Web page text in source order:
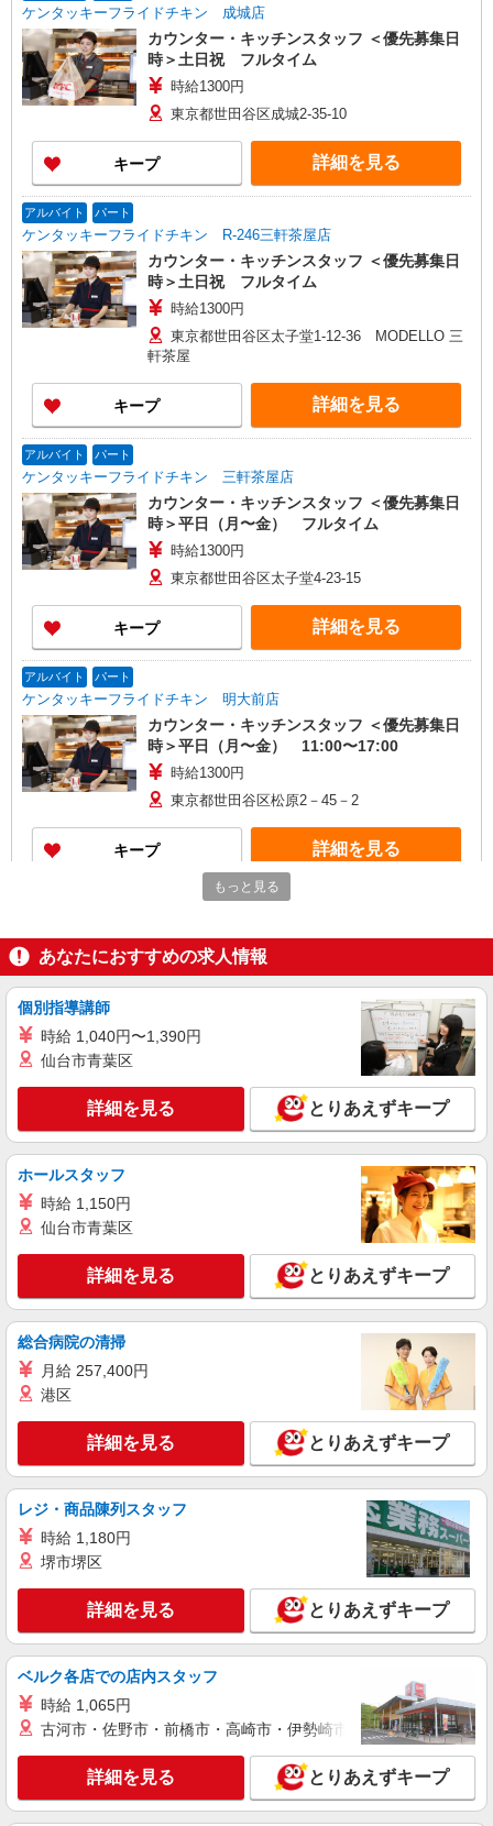
ケンタッキーフライドチキン 成城店
カウンター・キッチンスタッフ ＜優先募集日
時＞土日祝 フルタイム
時給1300円
東京都世田谷区成城2-35-10
キープ 詳細を見る
アルバイト パート
ケンタッキーフライドチキン R-246三軒茶屋店
カウンター・キッチンスタッフ ＜優先募集日
時＞土日祝 フルタイム
時給1300円
東京都世田谷区太子堂1-12-36 MODELLO 三
軒茶屋
キープ 詳細を見る
アルバイト パート
ケンタッキーフライドチキン 三軒茶屋店
カウンター・キッチンスタッフ ＜優先募集日
時＞平日（月〜金） フルタイム
時給1300円
東京都世田谷区太子堂4-23-15
キープ 詳細を見る
アルバイト パート
ケンタッキーフライドチキン 明大前店
カウンター・キッチンスタッフ ＜優先募集日
時＞平日（月〜金） 11:00〜17:00
時給1300円
東京都世田谷区松原2－45－2
キープ 詳細を見る
カウンター・キッチンスタッフ ＜優先募集日
時＞土日祝 18:00〜23:00
キープ 詳細を見る
パート
ケンタッキーフライドチキン 砧世田谷通り店
カウンター・キッチンスタッフ ＜優先募集日
キープ 詳細を見る
アルバイト パート
ケンタッキーフライドチキン 経堂店
カウンター・キッチンスタッフ ＜優先募集日
時給1300円
東京都世田谷区経堂2-3-1 木津ビル
キープ 詳細を見る
アルバイト パート
リータンタンカフェ 経堂コルティ店
中華カフェのキッチンスタッフ（ディナー帯）
時給1,300円以上＋交通費規定内支給 ◆昇給あ
り ※研修中は1,250円
Lee Tan Tan Cafe 経堂コルティ店 東京都世
田谷区経堂2-1-33 経堂コルティ4F
キープ 詳細を見る
もっと見る
あなたにおすすめの求人情報
個別指導講師
時給 1,040円〜1,390円
仙台市青葉区
詳細を見る とりあえずキープ
ホールスタッフ
時給 1,150円
仙台市青葉区
詳細を見る とりあえずキープ
総合病院の清掃
月給 257,400円
港区
詳細を見る とりあえずキープ
レジ・商品陳列スタッフ
時給 1,180円
堺市堺区
詳細を見る とりあえずキープ
ベルク各店での店内スタッフ
時給 1,065円
古河市・佐野市・前橋市・高崎市・伊勢崎市・太田市・館林市
詳細を見る とりあえずキープ